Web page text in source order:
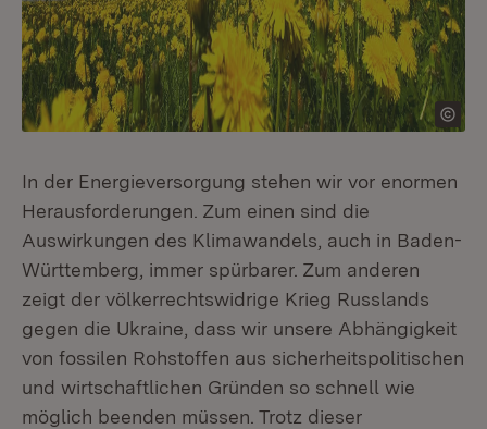
In der Energieversorgung stehen wir vor enormen
Herausforderungen. Zum einen sind die
Auswirkungen des Klimawandels, auch in Baden-
Württemberg, immer spürbarer. Zum anderen
zeigt der völkerrechtswidrige Krieg Russlands
gegen die Ukraine, dass wir unsere Abhängigkeit
von fossilen Rohstoffen aus sicherheitspolitischen
und wirtschaftlichen Gründen so schnell wie
möglich beenden müssen. Trotz dieser